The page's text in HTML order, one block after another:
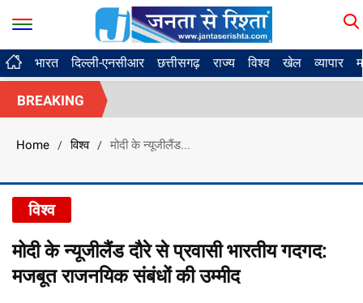
भारत दिल्ली-एनसीआर छत्तीसगढ़ राज्य विश्व खेल व्यापार
BREAKING
Home / विश्व / मोदी के न्यूजीलैंड...
विश्व
मोदी के न्यूजीलैंड दौरे से प्रवासी भारतीय गदगद:
मजबूत राजनयिक संबंधों की उम्मीद